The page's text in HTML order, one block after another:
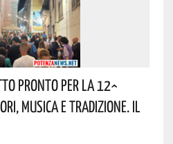
Pronto Per La 12^
Musica E Tradizione. Il